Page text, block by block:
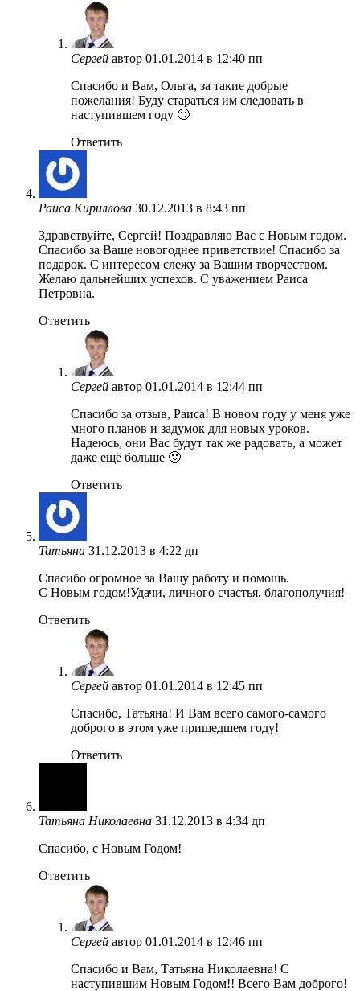
Сергей автор 01.01.2014 в 12:40 пп
Спасибо и Вам, Ольга, за такие добрые
пожелания! Буду стараться им следовать в
наступившем году 🙂
Ответить
Раиса Кириллова 30.12.2013 в 8:43 пп
Здравствуйте, Сергей! Поздравляю Вас с Новым годом.
Спасибо за Ваше новогоднее приветствие! Спасибо за
подарок. С интересом слежу за Вашим творчеством.
Желаю дальнейших успехов. С уважением Раиса
Петровна.
Ответить
Сергей автор 01.01.2014 в 12:44 пп
Спасибо за отзыв, Раиса! В новом году у меня уже
много планов и задумок для новых уроков.
Надеюсь, они Вас будут так же радовать, а может
даже ещё больше 🙂
Ответить
Татьяна 31.12.2013 в 4:22 дп
Спасибо огромное за Вашу работу и помощь.
С Новым годом!Удачи, личного счастья, благополучия!
Ответить
Сергей автор 01.01.2014 в 12:45 пп
Спасибо, Татьяна! И Вам всего самого-самого
доброго в этом уже пришедшем году!
Ответить
Татьяна Николаевна 31.12.2013 в 4:34 дп
Спасибо, с Новым Годом!
Ответить
Сергей автор 01.01.2014 в 12:46 пп
Спасибо и Вам, Татьяна Николаевна! С
наступившим Новым Годом!! Всего Вам доброго!